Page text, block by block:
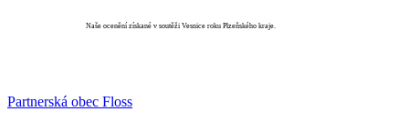
Naše ocenění získané v soutěži Vesnice roku Plzeňského kraje.
Partnerská obec Floss